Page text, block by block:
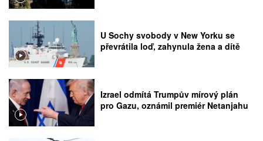
U Sochy svobody v New Yorku se
převrátila loď, zahynula žena a dítě
Izrael odmítá Trumpův mírový plán
pro Gazu, oznámil premiér Netanjahu